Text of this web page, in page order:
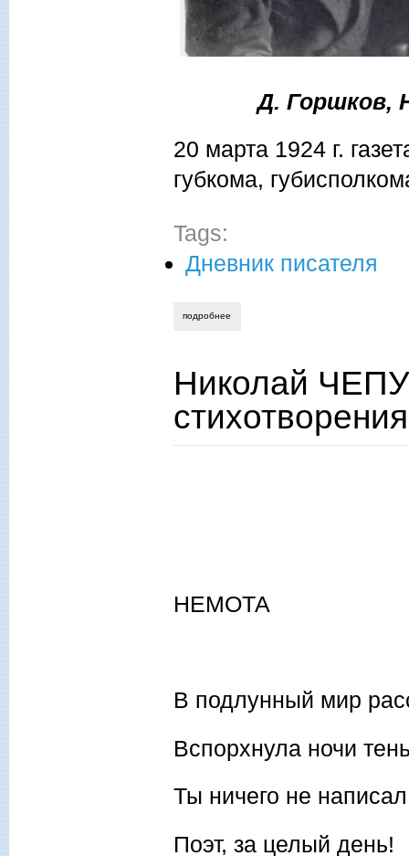
Д. Горшков,
20 марта 1924 г.
губкома,
Tags:
Дневник писателя
подробнее
Николай
стихотворения
НЕМОТА
В подлунный мир
Вспорхнула ночи
Ты ничего не
Поэт, за целый день!